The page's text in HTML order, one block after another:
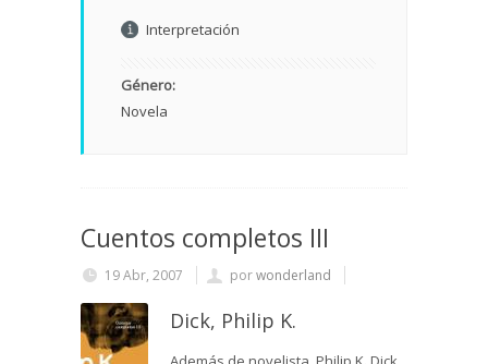
Interpretación
Género:
Novela
Cuentos completos III
19 Abr, 2007 porwonderland
Dick, Philip K.